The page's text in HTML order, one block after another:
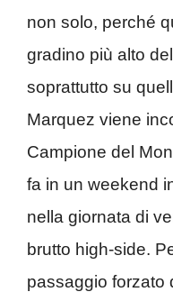
non solo, perché
gradino più alto
soprattutto su
Marquez viene
Campione del
fa in un weekend
nella giornata di
brutto high-side.
passaggio forzato